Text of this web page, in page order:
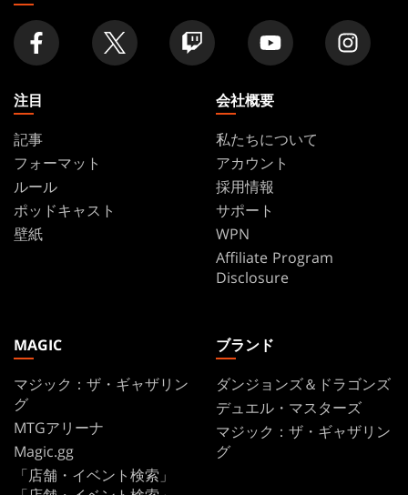
舗
を
探
注目
記事
フォーマット
ルール
ポッドキャスト
壁紙
会社概要
私たちについて
アカウント
採用情報
サポート
WPN
Affiliate Program
Disclosure
MAGIC
マジック：ザ・ギャザリン
グ
MTGアリーナ
Magic.gg
「店舗・イベント検索」
ブランド
ダンジョンズ＆ドラゴンズ
デュエル・マスターズ
マジック：ザ・ギャザリン
グ